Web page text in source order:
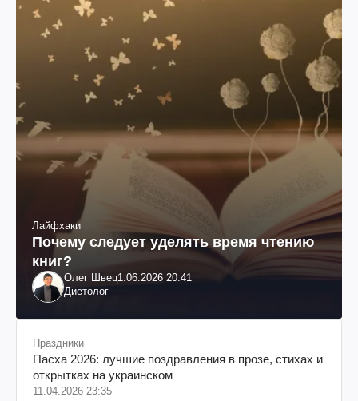
Лайфхаки
Почему следует уделять время чтению
книг?
Олег Швец1.06.2026 20:41
Диетолог
Праздники
Пасха 2026: лучшие поздравления в прозе, стихах и
открытках на украинском
11.04.2026 23:35